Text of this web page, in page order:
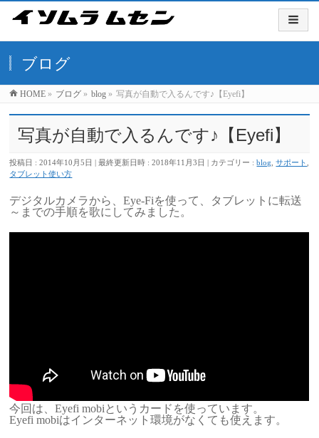
ブログ
HOME » ブログ » blog » 写真が自動で入るんです♪【Eyefi】
写真が自動で入るんです♪【Eyefi】
投稿日 : 2014年10月5日 最終更新日時 : 2018年11月3日 カテゴリー :blog ,サポート
タブレット使い方
デジタルカメラから、Eye-Fiを使って、タブレットに転送
～までの手順を歌にしてみました。
今回は、Eyefi mobiというカードを使っています。
Eyefi mobiはインターネット環境がなくても使えます。